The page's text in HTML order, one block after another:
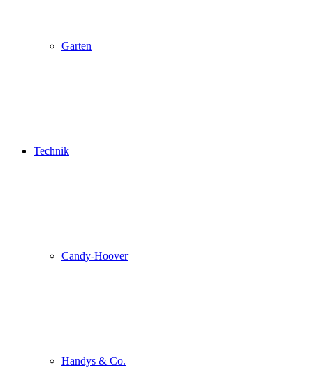
Garten
Technik
Candy-Hoover
Handys & Co.